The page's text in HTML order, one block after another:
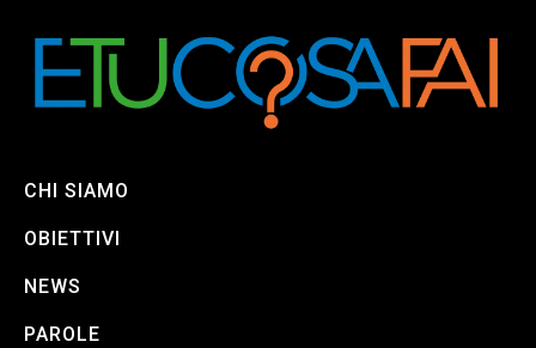
CHI SIAMO
OBIETTIVI
NEWS
PAROLE